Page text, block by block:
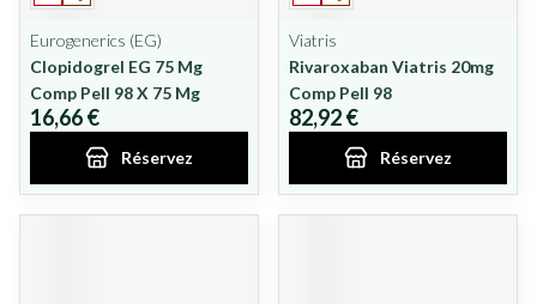
Eurogenerics (EG)
Clopidogrel EG 75 Mg
Comp Pell 98 X 75 Mg
16,66 €
Réservez
Viatris
Rivaroxaban Viatris 20mg
Comp Pell 98
82,92 €
Réservez